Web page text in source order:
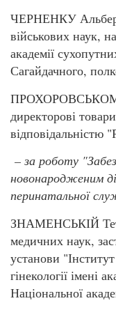
ЧЕРНЕНКУ
військових наук,
академії
Сагайдачного,
директорові
відповідальністю
– за роботу
новонародженим
перинатальної
ЗНАМЕНСЬКІЙ
медичних наук,
установи
гінекології імені
Національної